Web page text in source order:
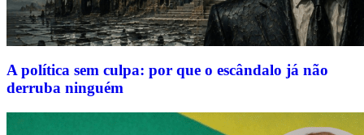
A política sem culpa: por que o escândalo já não
derruba ninguém